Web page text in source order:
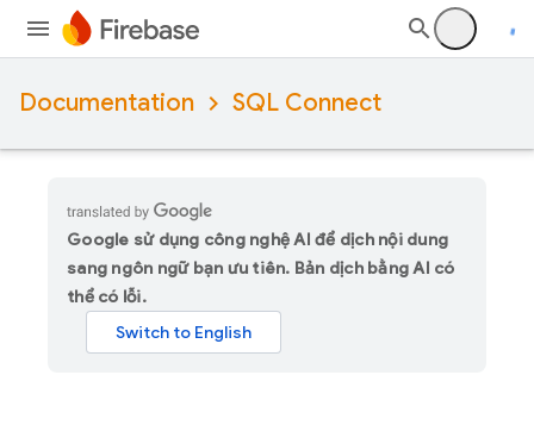
Documentation SQL Connect
Google sử dụng công nghệ AI để dịch nội dung
sang ngôn ngữ bạn ưu tiên. Bản dịch bằng AI có
thể có lỗi.